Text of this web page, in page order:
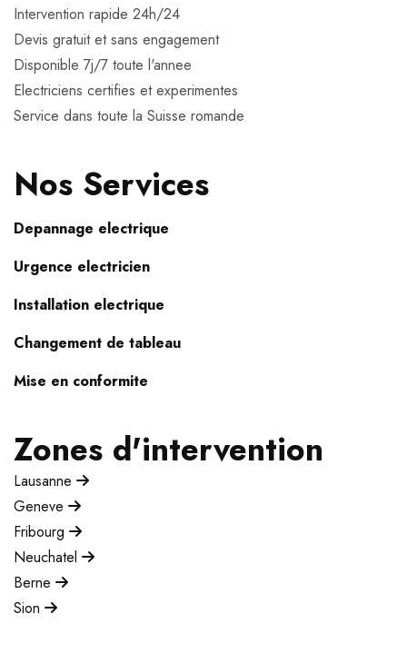
Intervention rapide 24h/24
Devis gratuit et sans engagement
Disponible 7j/7 toute l'annee
Electriciens certifies et experimentes
Service dans toute la Suisse romande
Nos Services
Depannage electrique
Urgence electricien
Installation electrique
Changement de tableau
Mise en conformite
Zones d'intervention
Lausanne
Geneve
Fribourg
Neuchatel
Berne
Sion